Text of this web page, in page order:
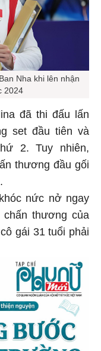
Nha khi lên nhận
2024
đã thi đấu lấn
set đầu tiên và
2. Tuy nhiên,
thương đầu gối
nức nở ngay
thương của
gái 31 tuổi phải